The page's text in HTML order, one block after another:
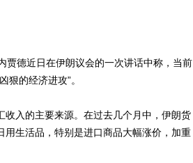
德近日在伊朗议会的一次讲话中称，当前
狠的经济进攻”。
入的主要来源。在过去几个月中，伊朗货
生活品，特别是进口商品大幅涨价，加重